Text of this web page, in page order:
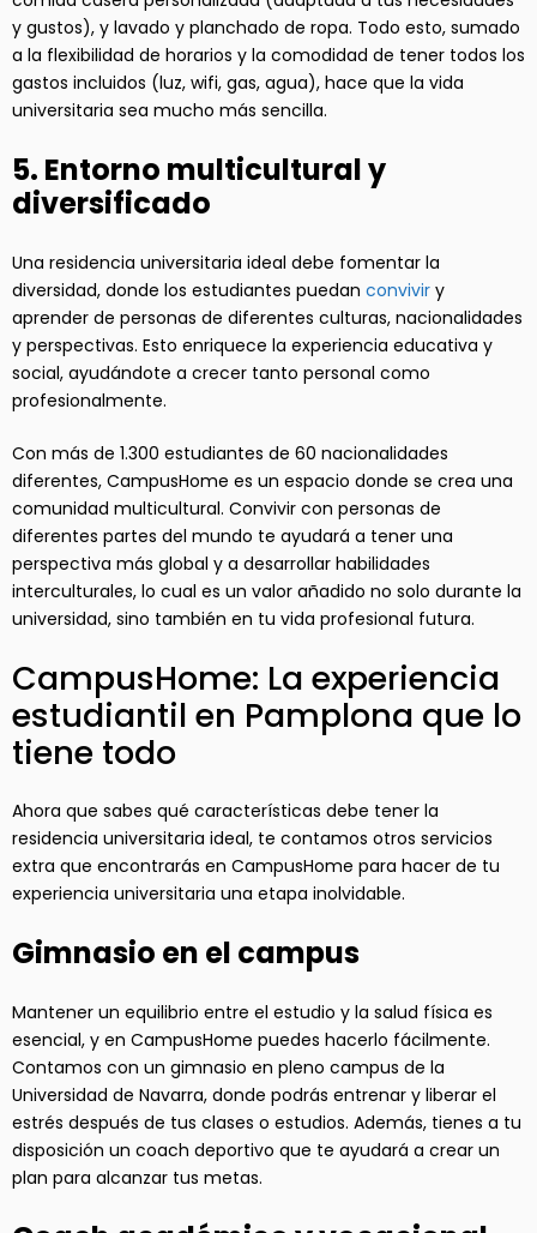
y gustos), y lavado y planchado de ropa. Todo esto, sumado
a la flexibilidad de horarios y la comodidad de tener todos los
gastos incluidos (luz, wifi, gas, agua), hace que la vida
universitaria sea mucho más sencilla.
5. Entorno multicultural y
diversificado
Una residencia universitaria ideal debe fomentar la
diversidad, donde los estudiantes puedan convivir y
aprender de personas de diferentes culturas, nacionalidades
y perspectivas. Esto enriquece la experiencia educativa y
social, ayudándote a crecer tanto personal como
profesionalmente.
Con más de 1.300 estudiantes de 60 nacionalidades
diferentes, CampusHome es un espacio donde se crea una
comunidad multicultural. Convivir con personas de
diferentes partes del mundo te ayudará a tener una
perspectiva más global y a desarrollar habilidades
interculturales, lo cual es un valor añadido no solo durante la
universidad, sino también en tu vida profesional futura.
CampusHome: La experiencia
estudiantil en Pamplona que lo
tiene todo
Ahora que sabes qué características debe tener la
residencia universitaria ideal, te contamos otros servicios
extra que encontrarás en CampusHome para hacer de tu
experiencia universitaria una etapa inolvidable.
Gimnasio en el campus
Mantener un equilibrio entre el estudio y la salud física es
esencial, y en CampusHome puedes hacerlo fácilmente.
Contamos con un gimnasio en pleno campus de la
Universidad de Navarra, donde podrás entrenar y liberar el
estrés después de tus clases o estudios. Además, tienes a tu
disposición un coach deportivo que te ayudará a crear un
plan para alcanzar tus metas.